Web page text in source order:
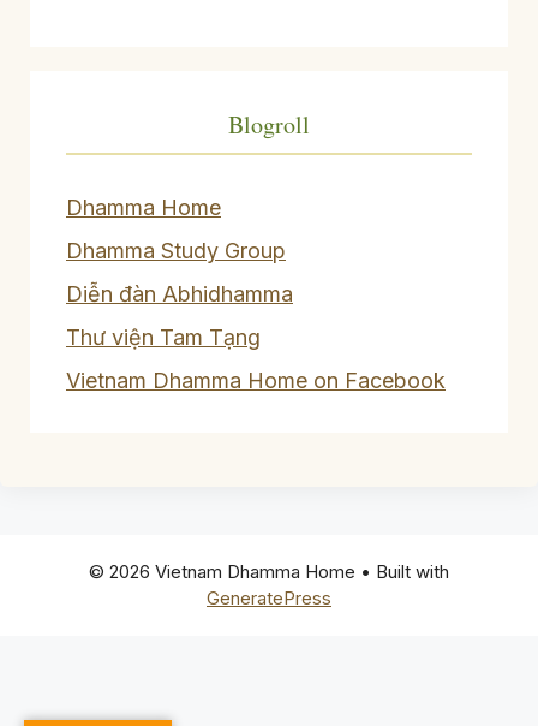
Blogroll
Dhamma Home
Dhamma Study Group
Diễn đàn Abhidhamma
Thư viện Tam Tạng
Vietnam Dhamma Home on Facebook
© 2026 Vietnam Dhamma Home • Built with
GeneratePress